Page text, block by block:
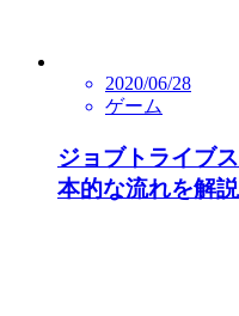
2020/06/28
ゲーム
ジョブトライブ
本的な流れを解説